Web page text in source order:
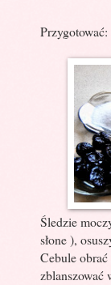
Przygotować:
Śledzie
słone ),
Cebule
zblanszować